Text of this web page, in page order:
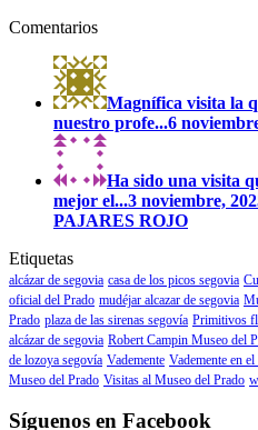
Comentarios
Magnífica visita la
nuestro profe...6
Ha sido una visita
mejor el...3 noviembre,
PAJARES ROJO
Etiquetas
alcázar de segovia casa de los picos segovia
oficial del Prado mudéjar alcazar de segovia
Prado plaza de las sirenas segovía Primitivos
alcázar de segovia Robert Campin Museo del
de lozoya segovía Vademente Vademente en
Museo del Prado Visitas al Museo del Prado
Síguenos en Facebook